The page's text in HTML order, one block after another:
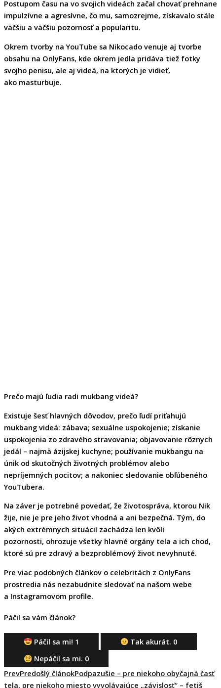
Postupom času na vo svojich videách začal chovaťprehnane
impulzívne a agresívne, čo mu, samozrejme, získavalo stále
väčšiu a väčšiu pozornosť a popularitu.
Okrem tvorby na YouTube sa Nikocado venuje aj tvorbe
obsahu na OnlyFans, kde okrem jedla pridáva tiež fotky
svojho penisu, ale aj videá, na ktorých je vidieť,
ako masturbuje.
Prečo majú ľudia radi mukbang videá?
Existuje šesť hlavných dôvodov, prečo ľudí priťahujú
mukbang videá: zábava; sexuálne uspokojenie; získanie
uspokojenia zo zdravého stravovania; objavovanie rôznych
jedál – najmä ázijskej kuchyne; používanie mukbangu na
únik od skutočných životných problémov alebo
nepríjemných pocitov; a nakoniec sledovanie obľúbeného
YouTubera.
Na záver je potrebné povedať, že životospráva, ktorou Nik
žije, nie je pre jeho život vhodná a ani bezpečná. Tým, do
akých extrémnych situácií zachádza len kvôli
pozornosti, ohrozuje všetky hlavné orgány tela a ich chod,
ktoré sú pre zdravý a bezproblémový život nevyhnuté.
Pre viac podobných článkov o celebritách z OnlyFans
prostredia nás nezabudnite sledovať na našom webe
a Instagramovom profile.
Páčil sa vám článok?
Páčil sa mi! 1 Tak akurát. 0
Nepáčil sa mi. 0
PrevPredošlý článokPodpazušie – pre niekoho obyčajná časť
tela, pre niekoho miesto vyvolávajúce „závislosť“ – fetiš